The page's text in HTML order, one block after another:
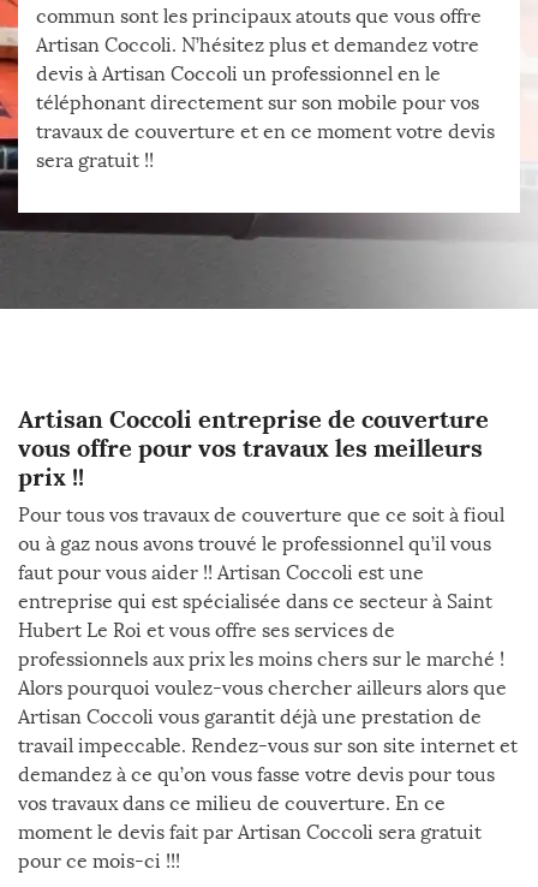
commun sont les principaux atouts que vous offre
Artisan Coccoli. N’hésitez plus et demandez votre
devis à Artisan Coccoli un professionnel en le
téléphonant directement sur son mobile pour vos
travaux de couverture et en ce moment votre devis
sera gratuit !!
Artisan Coccoli entreprise de couverture
vous offre pour vos travaux les meilleurs
prix !!
Pour tous vos travaux de couverture que ce soit à fioul
ou à gaz nous avons trouvé le professionnel qu’il vous
faut pour vous aider !! Artisan Coccoli est une
entreprise qui est spécialisée dans ce secteur à Saint
Hubert Le Roi et vous offre ses services de
professionnels aux prix les moins chers sur le marché !
Alors pourquoi voulez-vous chercher ailleurs alors que
Artisan Coccoli vous garantit déjà une prestation de
travail impeccable. Rendez-vous sur son site internet et
demandez à ce qu’on vous fasse votre devis pour tous
vos travaux dans ce milieu de couverture. En ce
moment le devis fait par Artisan Coccoli sera gratuit
pour ce mois-ci !!!